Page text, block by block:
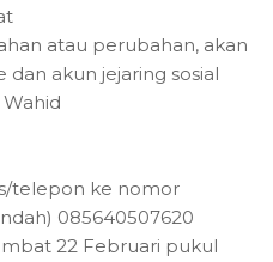
atau perubahan, akan
akun jejaring sosial
telepon ke nomor
085640507620
22 Februari pukul